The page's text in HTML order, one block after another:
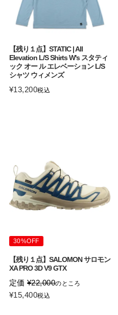
【残り１点】STATIC | All
Elevation L/S Shirts W's スタティ
ック オー ル エレベーション L/S
シャツ ウィメンズ
¥13,200税込
30%OFF
【残り１点】SALOMON サロモン
XA PRO 3D V9 GTX
定価 ¥22,000のところ
¥15,400税込